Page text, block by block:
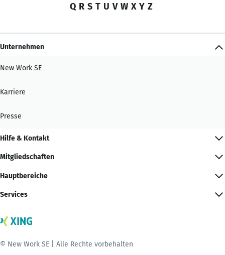
Q R S T U V W X Y Z
Unternehmen
New Work SE
Karriere
Presse
Hilfe & Kontakt
Mitgliedschaften
Hauptbereiche
Services
© New Work SE | Alle Rechte vorbehalten